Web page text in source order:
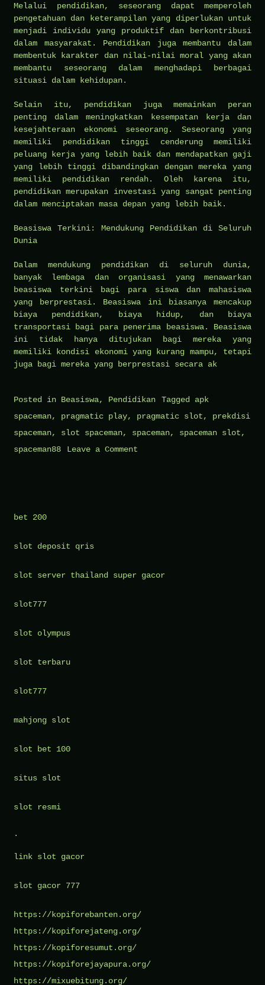
Melalui pendidikan, seseorang dapat memperoleh
pengetahuan dan keterampilan yang diperlukan untuk
menjadi individu yang produktif dan berkontribusi
dalam masyarakat. Pendidikan juga membantu dalam
membentuk karakter dan nilai-nilai moral yang akan
membantu seseorang dalam menghadapi berbagai
situasi dalam kehidupan.
Selain itu, pendidikan juga memainkan peran
penting dalam meningkatkan kesempatan kerja dan
kesejahteraan ekonomi seseorang. Seseorang yang
memiliki pendidikan tinggi cenderung memiliki
peluang kerja yang lebih baik dan mendapatkan gaji
yang lebih tinggi dibandingkan dengan mereka yang
memiliki pendidikan rendah. Oleh karena itu,
pendidikan merupakan investasi yang sangat penting
dalam menciptakan masa depan yang lebih baik.
Beasiswa Terkini: Mendukung Pendidikan di Seluruh
Dunia
Dalam mendukung pendidikan di seluruh dunia,
banyak lembaga dan organisasi yang menawarkan
beasiswa terkini bagi para siswa dan mahasiswa
yang berprestasi. Beasiswa ini biasanya mencakup
biaya pendidikan, biaya hidup, dan biaya
transportasi bagi para penerima beasiswa. Beasiswa
ini tidak hanya ditujukan bagi mereka yang
memiliki kondisi ekonomi yang kurang mampu, tetapi
juga bagi mereka yang berprestasi secara ak
Posted in Beasiswa, Pendidikan Tagged apk
spaceman, pragmatic play, pragmatic slot, prekdisi
spaceman, slot spaceman, spaceman, spaceman slot,
spaceman88
Leave a Comment
bet 200
slot deposit qris
slot server thailand super gacor
slot777
slot olympus
slot terbaru
slot777
mahjong slot
slot bet 100
situs slot
slot resmi
.
link slot gacor
slot gacor 777
https://kopiforebanten.org/
https://kopiforejateng.org/
https://kopiforesumut.org/
https://kopiforejayapura.org/
https://mixuebitung.org/